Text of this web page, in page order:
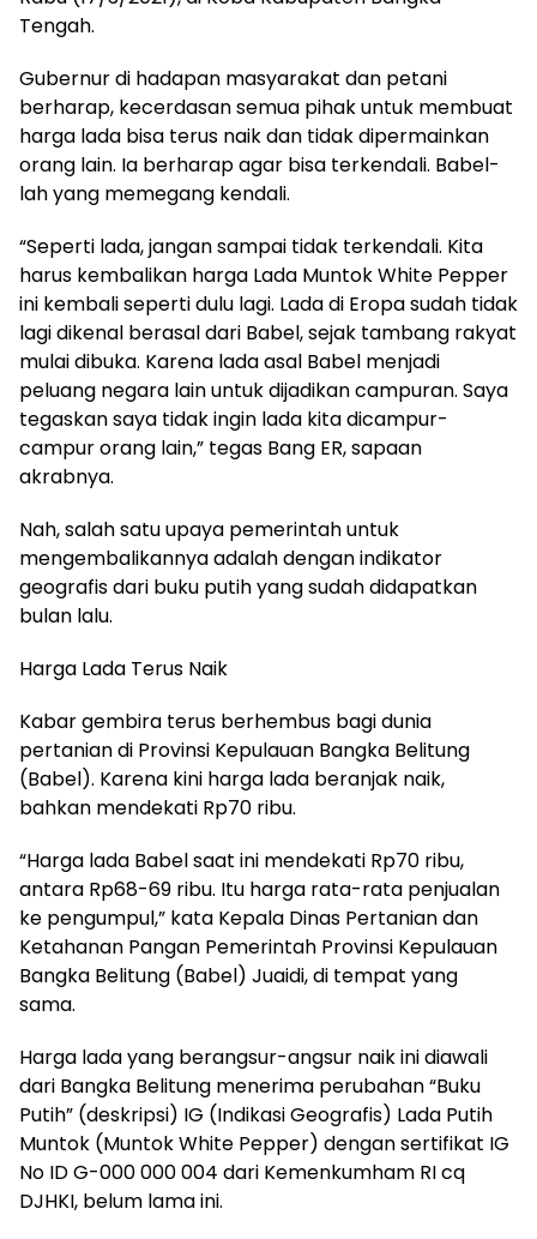
Tengah.
Gubernur di hadapan masyarakat dan petani
berharap, kecerdasan semua pihak untuk membuat
harga lada bisa terus naik dan tidak dipermainkan
orang lain. Ia berharap agar bisa terkendali. Babel-
lah yang memegang kendali.
“Seperti lada, jangan sampai tidak terkendali. Kita
harus kembalikan harga Lada Muntok White Pepper
ini kembali seperti dulu lagi. Lada di Eropa sudah tidak
lagi dikenal berasal dari Babel, sejak tambang rakyat
mulai dibuka. Karena lada asal Babel menjadi
peluang negara lain untuk dijadikan campuran. Saya
tegaskan saya tidak ingin lada kita dicampur-
campur orang lain,” tegas Bang ER, sapaan
akrabnya.
Nah, salah satu upaya pemerintah untuk
mengembalikannya adalah dengan indikator
geografis dari buku putih yang sudah didapatkan
bulan lalu.
Harga Lada Terus Naik
Kabar gembira terus berhembus bagi dunia
pertanian di Provinsi Kepulauan Bangka Belitung
(Babel). Karena kini harga lada beranjak naik,
bahkan mendekati Rp70 ribu.
“Harga lada Babel saat ini mendekati Rp70 ribu,
antara Rp68-69 ribu. Itu harga rata-rata penjualan
ke pengumpul,” kata Kepala Dinas Pertanian dan
Ketahanan Pangan Pemerintah Provinsi Kepulauan
Bangka Belitung (Babel) Juaidi, di tempat yang
sama.
Harga lada yang berangsur-angsur naik ini diawali
dari Bangka Belitung menerima perubahan “Buku
Putih” (deskripsi) IG (Indikasi Geografis) Lada Putih
Muntok (Muntok White Pepper) dengan sertifikat IG
No ID G-000 000 004 dari Kemenkumham RI cq
DJHKI, belum lama ini.